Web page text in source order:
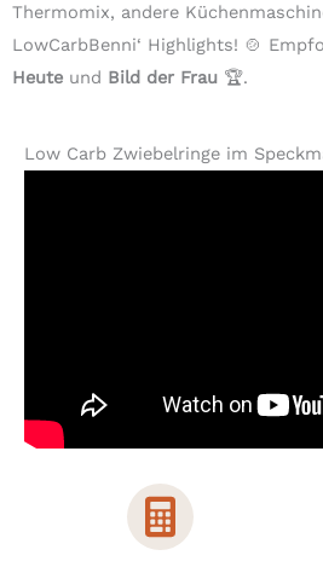
Thermomix, andere
LowCarbBenni‘ Highlights! 🍲
Heute und Bild der Frau 🏆.
Low Carb Zwiebelringe im